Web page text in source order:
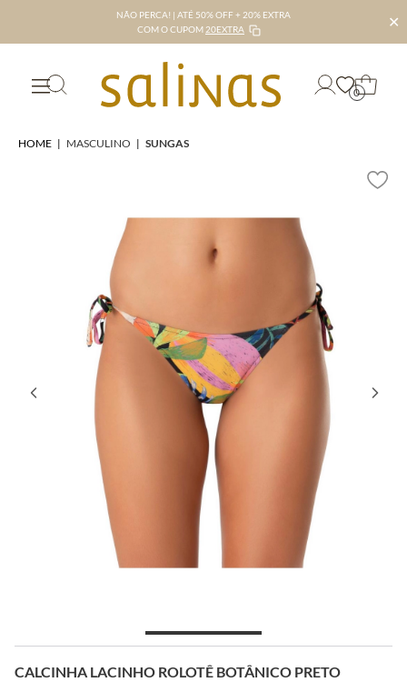
NÃO PERCA! | ATÉ 50% OFF + 20% EXTRA
COM O CUPOM 20EXTRA ✕
0
HOME | MASCULINO | SUNGAS
CALCINHA LACINHO ROLOTÊ BOTÂNICO PRETO